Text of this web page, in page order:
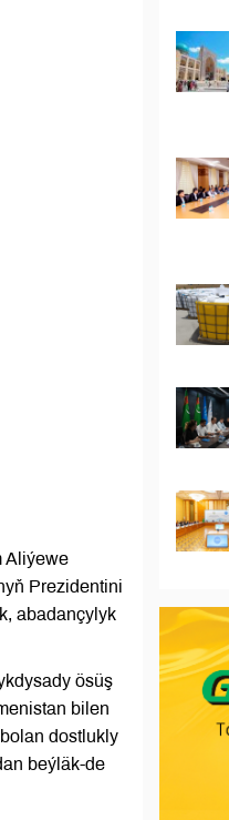
Aliýewe
Prezidentini
abadançylyk
ösüş
bilen
dostlukly
beýläk-de